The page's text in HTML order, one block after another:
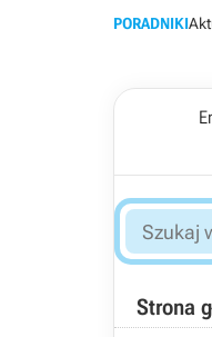
PORADNIKI
Strona